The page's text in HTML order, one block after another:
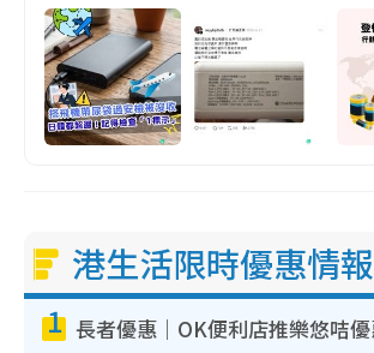
港生活限時優惠情報
1